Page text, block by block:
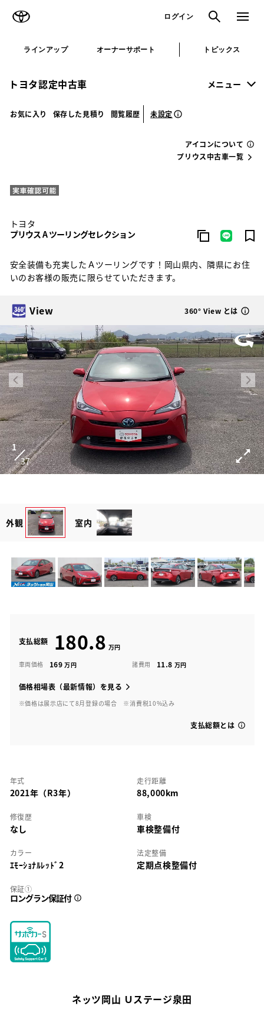
ログイン 検索 メニュ
ラインアップ オーナーサポート トピックス
トヨタ認定中古車 メニュー
お気に入り 保存した見積り 閲覧履歴 未設定
アイコンについて
プリウス中古車一覧
トヨタ
プリウス A ツーリングセレクション
安全装備も充実したＡツーリングです！岡山県内、隣県にお住
いのお客様の販売に限らせていただきます。
View 360° View とは
1
37
外観 室内
支払総額 180.8
車両価格 169 諸費用 11.8
価格相場表（最新情報）を見る
※価格は展示店にて8月登録の場合 ※消費税10%込み
支払総額とは
年式
2021年（R3年）
走行距離
88,000km
修復歴
なし
車検
車検整備付
カラー
ｴﾓｰｼｮﾅﾙﾚｯﾄﾞ2
法定整備
定期点検整備付
保証①
ロングラン保証付
ネッツ岡山 Ｕステージ泉田